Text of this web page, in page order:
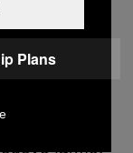
na
prilično
farme,
Plans